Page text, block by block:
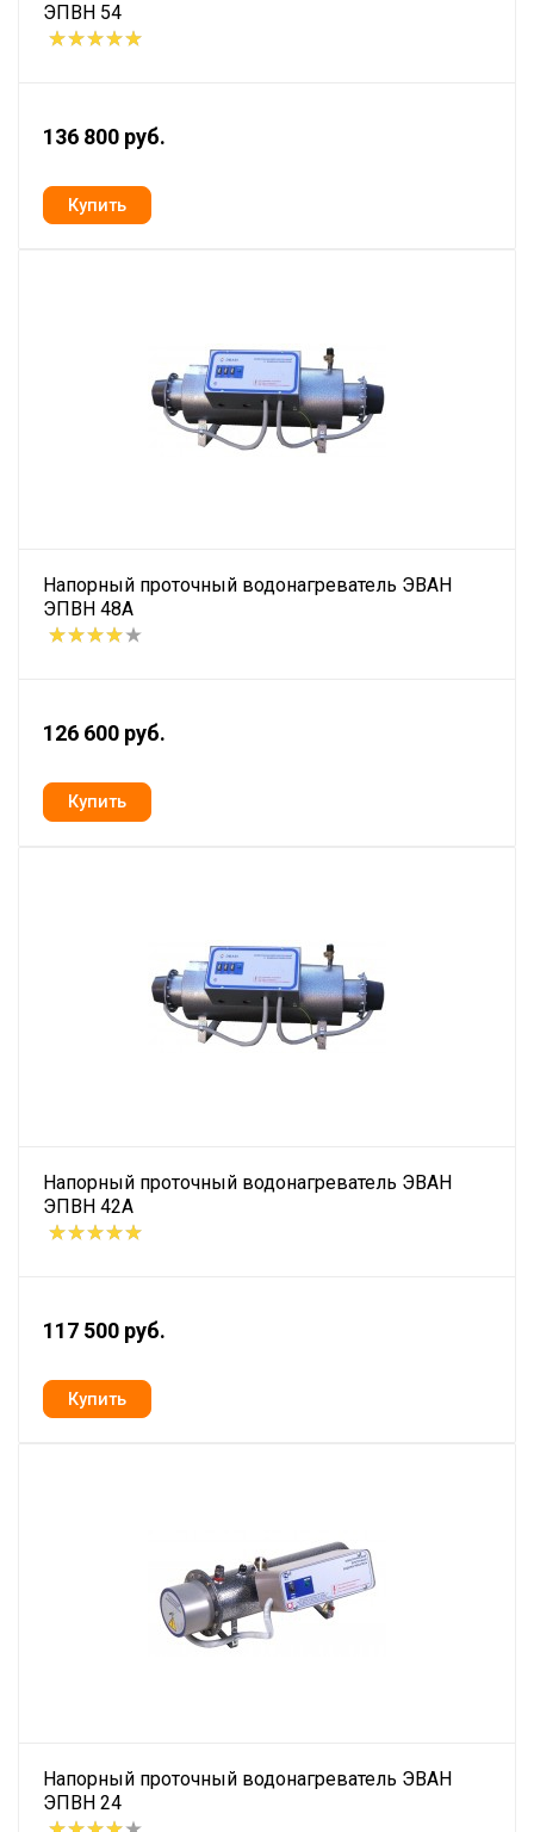
ЭПВН 54
136 800 руб.
Напорный проточный водонагреватель ЭВАН
ЭПВН 48А
126 600 руб.
Напорный проточный водонагреватель ЭВАН
ЭПВН 42А
117 500 руб.
Напорный проточный водонагреватель ЭВАН
ЭПВН 24